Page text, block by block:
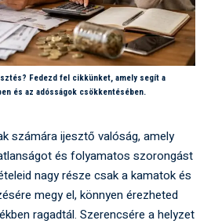
Fedezd fel cikkünket, amely segít a
és az adósságok csökkentésében.
számára ijesztő valóság, amely
és folyamatos szorongást
nagy része csak a kamatok és
megy el, könnyen érezheted
ragadtál. Szerencsére a helyzet